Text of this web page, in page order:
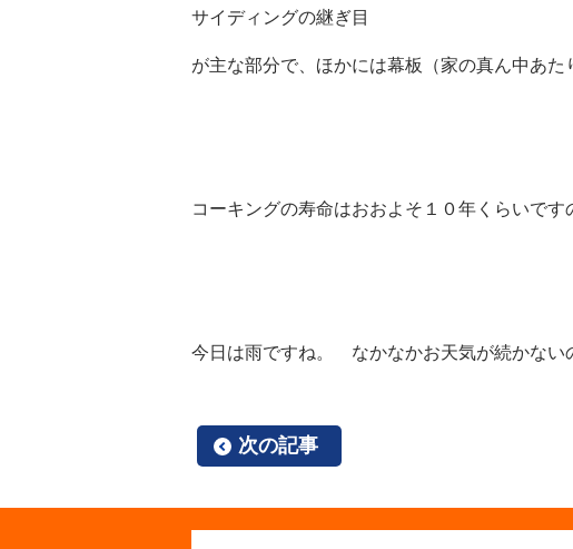
サイディングの継ぎ目
が主な部分で、ほかには幕板（家の真ん中あ
コーキングの寿命はおおよそ１０年くらいで
今日は雨ですね。 なかなかお天気が続かない
次の記事